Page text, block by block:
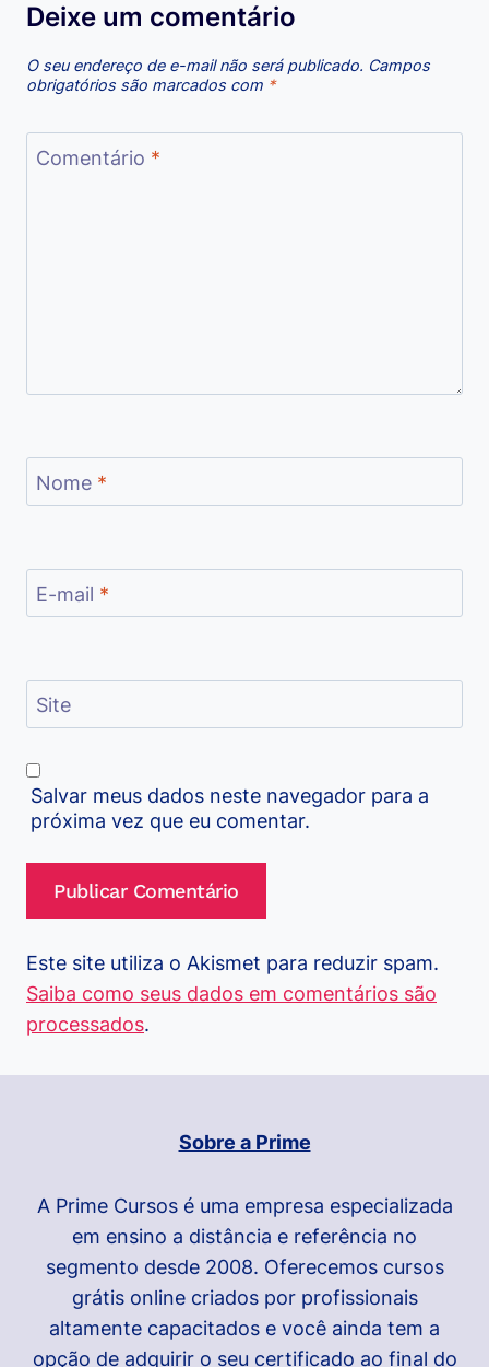
Deixe um comentário
O seu endereço de e-mail não será publicado. Campos
obrigatórios são marcados com *
Comentário *
Nome *
E-mail *
Site
Salvar meus dados neste navegador para a
próxima vez que eu comentar.
Este site utiliza o Akismet para reduzir spam.
Saiba como seus dados em comentários são
processados.
Sobre a Prime
A Prime Cursos é uma empresa especializada
em ensino a distância e referência no
segmento desde 2008. Oferecemos cursos
grátis online criados por profissionais
altamente capacitados e você ainda tem a
opção de adquirir o seu certificado ao final do